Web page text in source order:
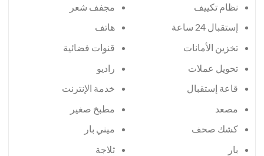
إستقبال 24 ساعة
تخزين الأمانات
تحويل عملات
قاعة إستقبال
مصعد
كشك صحف
بار
مجفف شعر
هاتف
قنوات فضائية
راديو
خدمة الإنترنت
مطبخ صغير
ميني بار
ثلاجة